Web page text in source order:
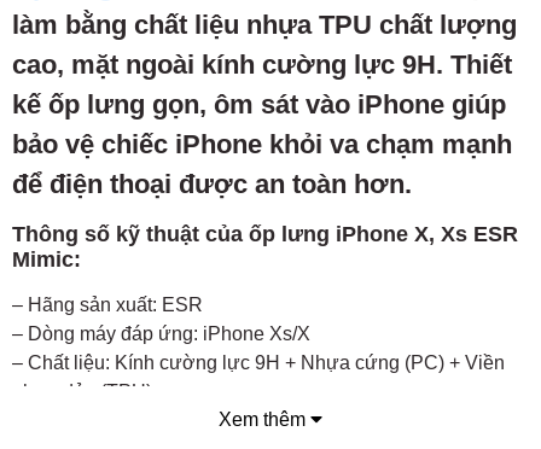
làm bằng chất liệu nhựa TPU chất lượng
cao, mặt ngoài kính cường lực 9H. Thiết
kế ốp lưng gọn, ôm sát vào iPhone giúp
bảo vệ chiếc iPhone khỏi va chạm mạnh
để điện thoại được an toàn hơn.
Thông số kỹ thuật của ốp lưng iPhone X, Xs ESR
Mimic:
– Hãng sản xuất: ESR
– Dòng máy đáp ứng: iPhone Xs/X
– Chất liệu: Kính cường lực 9H + Nhựa cứng (PC) + Viền
nhựa dẻo (TPU)
– Chức năng: bảo vệ, hạn chế rạn nứt, vỡ…, chống va đập,
Xem thêm